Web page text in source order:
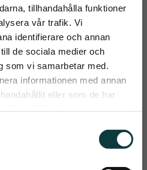
tillhandahålla funktioner
vår trafik. Vi
identifierare och annan
de sociala medier och
som vi samarbetar med.
informationen med annan
eller som de har
två storlekar så välj den
KAN HYRAS
din inkorg